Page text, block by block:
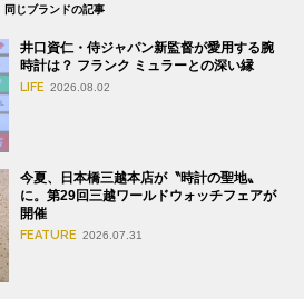
同じブランドの記事
井口資仁・侍ジャパン新監督が愛用する腕
時計は？ フランク ミュラーとの深い縁
LIFE 2026.08.02
今夏、日本橋三越本店が〝時計の聖地〟
に。第29回三越ワールドウォッチフェアが
開催
FEATURE 2026.07.31